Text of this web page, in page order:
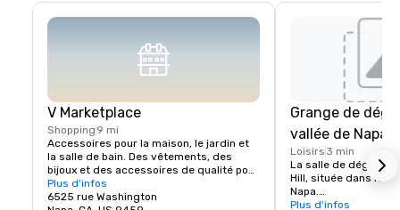
V Marketplace
Shopping 9 mi
Accessoires pour la maison, le jardin et
la salle de bain. Des vêtements, des
bijoux et des accessoires de qualité pour
tous les âges. Beaux-arts, gastronomie,
chocolats, vins et dégustation de vins.
Plus d'infos
6525 rue Washington
Grange de
vallée de Napa
Loisirs 3 min
La salle de
Hill, située dans les
Napa.
Rendez-nous visite
Plus d'infos